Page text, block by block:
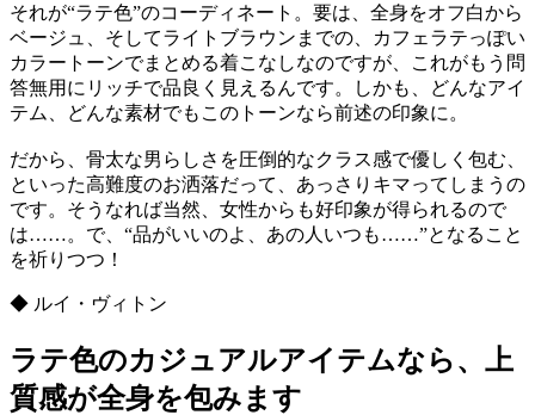
それが“ラテ色”のコーディネート。要は、全身をオフ白から
ベージュ、そしてライトブラウンまでの、カフェラテっぽい
カラートーンでまとめる着こなしなのですが、これがもう問
答無用にリッチで品良く見えるんです。しかも、どんなアイ
テム、どんな素材でもこのトーンなら前述の印象に。
だから、骨太な男らしさを圧倒的なクラス感で優しく包む、
といった高難度のお洒落だって、あっさりキマってしまうの
です。そうなれば当然、女性からも好印象が得られるので
は……。で、“品がいいのよ、あの人いつも……”となること
を祈りつつ！
◆ ルイ・ヴィトン
ラテ色のカジュアルアイテムなら、上
質感が全身を包みます